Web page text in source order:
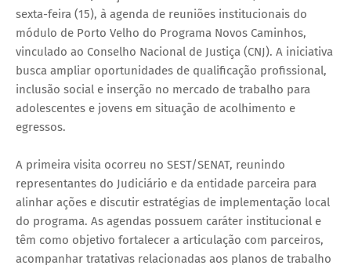
sexta-feira (15), à agenda de reuniões institucionais do
módulo de Porto Velho do Programa Novos Caminhos,
vinculado ao Conselho Nacional de Justiça (CNJ). A iniciativa
busca ampliar oportunidades de qualificação profissional,
inclusão social e inserção no mercado de trabalho para
adolescentes e jovens em situação de acolhimento e
egressos.
A primeira visita ocorreu no SEST/SENAT, reunindo
representantes do Judiciário e da entidade parceira para
alinhar ações e discutir estratégias de implementação local
do programa. As agendas possuem caráter institucional e
têm como objetivo fortalecer a articulação com parceiros,
acompanhar tratativas relacionadas aos planos de trabalho